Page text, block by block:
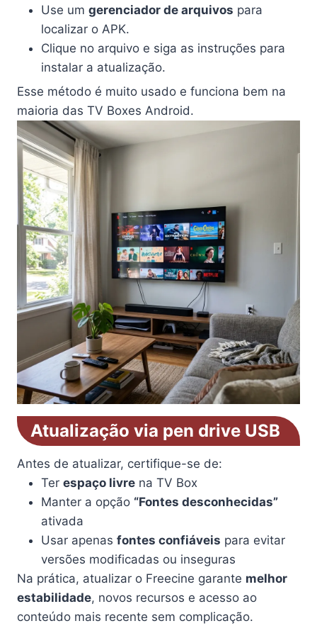
Use um gerenciador de arquivos para
localizar o APK.
Clique no arquivo e siga as instruções para
instalar a atualização.
Esse método é muito usado e funciona bem na
maioria das TV Boxes Android.
Atualização via pen drive USB
Antes de atualizar, certifique-se de:
Ter espaço livre na TV Box
Manter a opção “Fontes desconhecidas”
ativada
Usar apenas fontes confiáveis para evitar
versões modificadas ou inseguras
Na prática, atualizar o Freecine garante melhor
estabilidade, novos recursos e acesso ao
conteúdo mais recente sem complicação.